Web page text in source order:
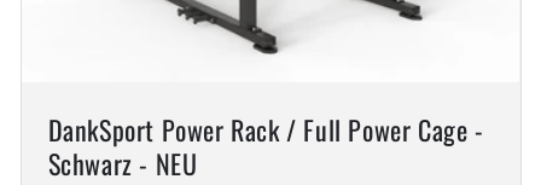
DankSport Power Rack / Full Power Cage -
Schwarz - NEU